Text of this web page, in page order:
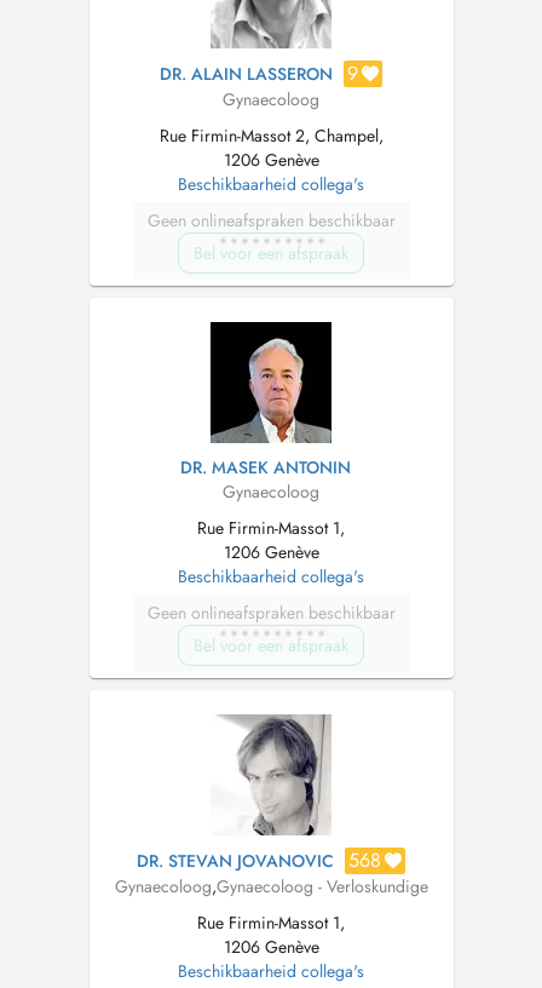
DR. ALAIN LASSERON 9
Gynaecoloog
Rue Firmin-Massot 2, Champel,
1206 Genève
Beschikbaarheid collega's
Geen onlineafspraken beschikbaar
Bel voor een afspraak
DR. MASEK ANTONIN
Gynaecoloog
Rue Firmin-Massot 1,
1206 Genève
Beschikbaarheid collega's
Geen onlineafspraken beschikbaar
Bel voor een afspraak
DR. STEVAN JOVANOVIC 568
Gynaecoloog,Gynaecoloog - Verloskundige
Rue Firmin-Massot 1,
1206 Genève
Beschikbaarheid collega's